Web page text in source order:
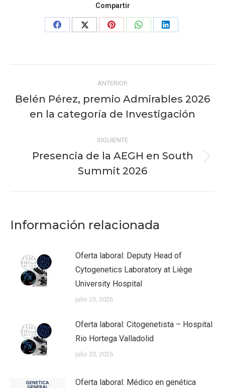
Compartir
Share
Share
Share
Share
Share
entre
publicaciones
ANTERIOR
Publicación
anterior:
Belén Pérez, premio Admirables 2026
en la categoría de Investigación
SIGUIENTE
Publicación
siguiente:
Presencia de la AEGH en South
Summit 2026
Información relacionada
Oferta laboral: Deputy Head of
Cytogenetics Laboratory at Liège
University Hospital
julio 23, 2026
Oferta laboral: Citogenetista – Hospital
Rio Hortega Valladolid
julio 20, 2026
Oferta laboral: Médico en genética